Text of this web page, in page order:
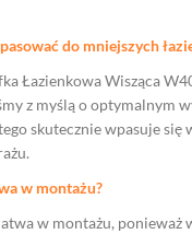
do mniejszych
Łazienkowa Wisząca
z myślą o optymalnym
skutecznie wpasuje się
w montażu?
w montażu, ponieważ